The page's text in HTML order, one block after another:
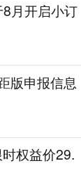
月开启小订
版申报信息
权益价29.